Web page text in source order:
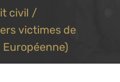
civil /
victimes de